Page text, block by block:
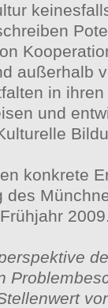
außerhalb
in ihren
und
konkrete